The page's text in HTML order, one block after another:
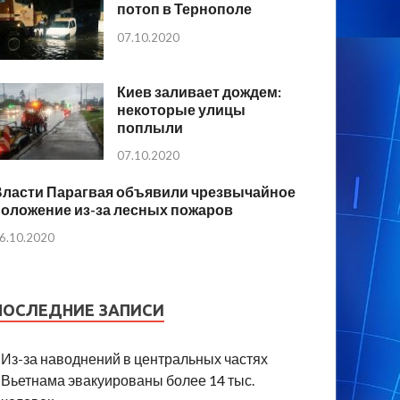
потоп в Тернополе
07.10.2020
Киев заливает дождем:
некоторые улицы
поплыли
07.10.2020
Парагвая объявили чрезвычайное
из-за лесных пожаров
ЗАПИСИ
Из-за наводнений в центральных частях
Вьетнама эвакуированы более 14 тыс.